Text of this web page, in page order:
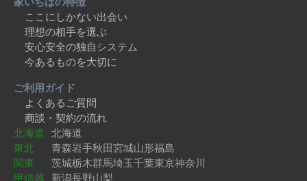
ここにしかない出会い
理想の相手を選ぶ
安心安全の独自システム
今あるものを大切に
ご利用ガイド
よくあるご質問
商談・契約の流れ
北海道 北海道
東北
青森岩手秋田宮城山形福島
関東
茨城栃木群馬埼玉千葉東京神奈川
甲信越 新潟長野山梨